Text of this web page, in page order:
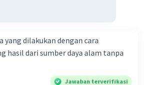
yang dilakukan dengan cara
hasil dari sumber daya alam tanpa
Jawaban terverifikasi